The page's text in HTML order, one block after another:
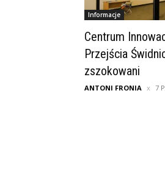
Informacje
Centrum
Przejścia
zszokowani
ANTONI FRONIA 7